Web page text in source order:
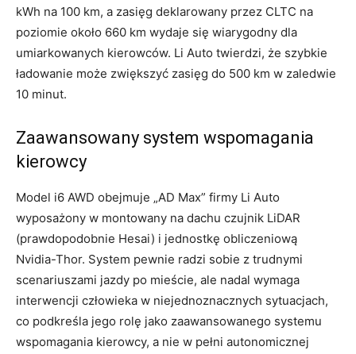
kWh na 100 km, a zasięg deklarowany przez CLTC na
poziomie około 660 km wydaje się wiarygodny dla
umiarkowanych kierowców. Li Auto twierdzi, że szybkie
ładowanie może zwiększyć zasięg do 500 km w zaledwie
10 minut.
Zaawansowany system wspomagania
kierowcy
Model i6 AWD obejmuje „AD Max” firmy Li Auto
wyposażony w montowany na dachu czujnik LiDAR
(prawdopodobnie Hesai) i jednostkę obliczeniową
Nvidia-Thor. System pewnie radzi sobie z trudnymi
scenariuszami jazdy po mieście, ale nadal wymaga
interwencji człowieka w niejednoznacznych sytuacjach,
co podkreśla jego rolę jako zaawansowanego systemu
wspomagania kierowcy, a nie w pełni autonomicznej